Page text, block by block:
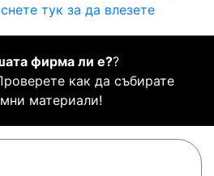
тук за да влезете
фирма ли е??
как да събирате
материали!